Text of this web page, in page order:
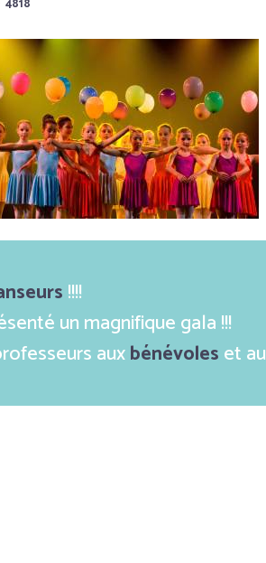
4818
!!!!
un magnifique gala !!!
auxbénévoleset au